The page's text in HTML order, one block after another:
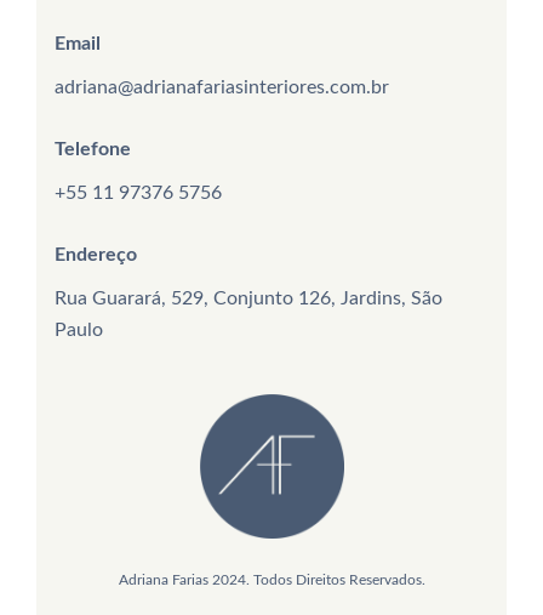
Email
adriana@adrianafariasinteriores.com.br
Telefone
+55 11 97376 5756
Endereço
Rua Guarará, 529, Conjunto 126, Jardins, São
Paulo
Adriana Farias 2024. Todos Direitos Reservados.